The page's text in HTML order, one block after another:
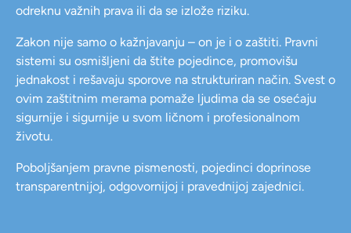
odreknu važnih prava ili da se izlože riziku.
Zakon nije samo o kažnjavanju – on je i o zaštiti. Pravni
sistemi su osmišljeni da štite pojedince, promovišu
jednakost i rešavaju sporove na strukturiran način. Svest o
ovim zaštitnim merama pomaže ljudima da se osećaju
sigurnije i sigurnije u svom ličnom i profesionalnom
životu.
Poboljšanjem pravne pismenosti, pojedinci doprinose
transparentnijoj, odgovornijoj i pravednijoj zajednici.